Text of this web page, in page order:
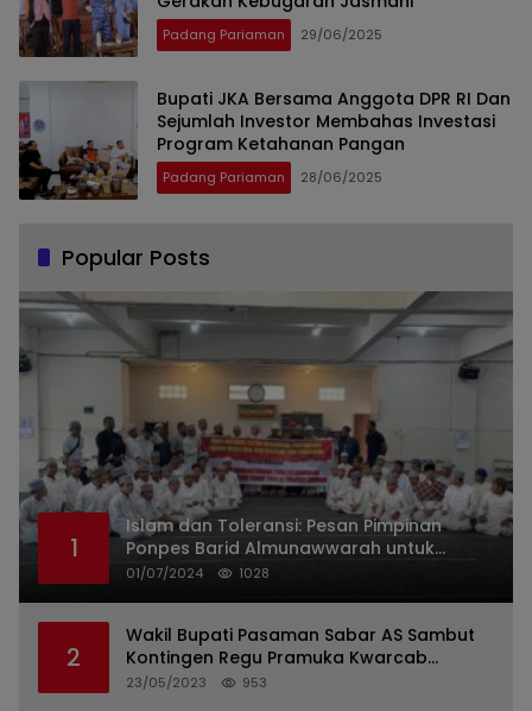
Padang Pariaman 29/06/2025
Bupati JKA Bersama Anggota DPR RI Dan
Sejumlah Investor Membahas Investasi
Program Ketahanan Pangan
Padang Pariaman 28/06/2025
Popular Posts
1
Islam dan Toleransi: Pesan Pimpinan
Ponpes Barid Almunawwarah untuk
Indonesia
01/07/2024 1028
2
Wakil Bupati Pasaman Sabar AS Sambut
Kontingen Regu Pramuka Kwarcab
Pasaman
23/05/2023 953